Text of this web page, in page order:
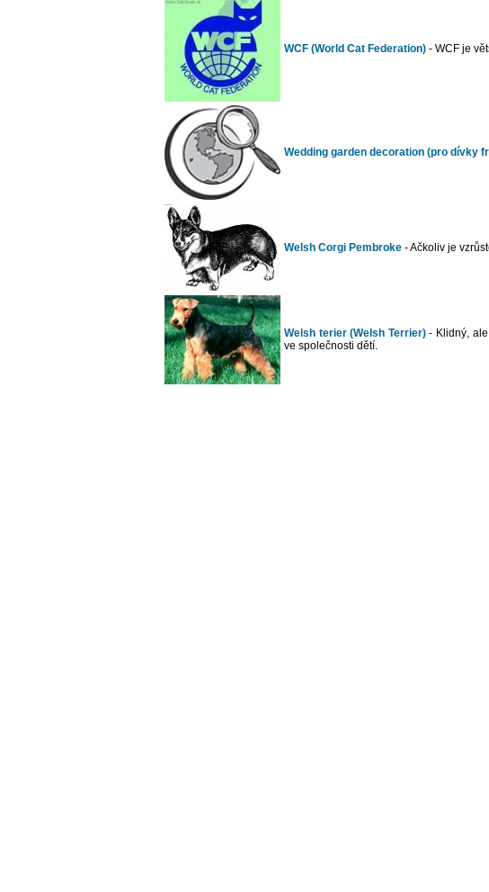
WCF (World Cat Federation) - WCF je
Wedding garden decoration (pro dívky
Welsh Corgi Pembroke - Ačkoliv je
Welsh terier (Welsh Terrier)- Klidný, ale
ve společnosti dětí.